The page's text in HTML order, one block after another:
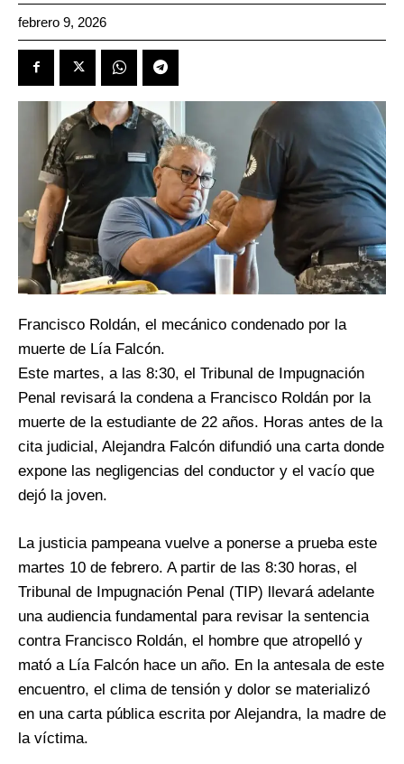
febrero 9, 2026
Francisco Roldán, el mecánico condenado por la
muerte de Lía Falcón.
Este martes, a las 8:30, el Tribunal de Impugnación
Penal revisará la condena a Francisco Roldán por la
muerte de la estudiante de 22 años. Horas antes de la
cita judicial, Alejandra Falcón difundió una carta donde
expone las negligencias del conductor y el vacío que
dejó la joven.
La justicia pampeana vuelve a ponerse a prueba este
martes 10 de febrero. A partir de las 8:30 horas, el
Tribunal de Impugnación Penal (TIP) llevará adelante
una audiencia fundamental para revisar la sentencia
contra Francisco Roldán, el hombre que atropelló y
mató a Lía Falcón hace un año. En la antesala de este
encuentro, el clima de tensión y dolor se materializó
en una carta pública escrita por Alejandra, la madre de
la víctima.